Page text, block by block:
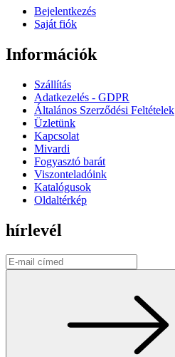
Bejelentkezés
Saját fiók
Információk
Szállítás
Adatkezelés - GDPR
Általános Szerződési Feltételek
Üzletünk
Kapcsolat
Mivardi
Fogyasztó barát
Viszonteladóink
Katalógusok
Oldaltérkép
hírlevél